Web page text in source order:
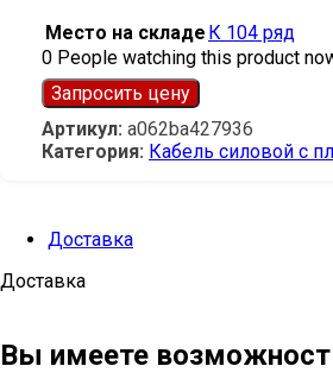
Место на складе К 104 ряд
0 People watching this product
Запросить цену
Артикул: a062ba427936
Категория: Кабель силовой с
Доставка
Доставка
Вы имеете